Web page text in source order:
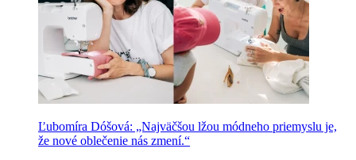
Ľubomíra Dóšová: „Najväčšou lžou módneho priemyslu je,
že nové oblečenie nás zmení.“